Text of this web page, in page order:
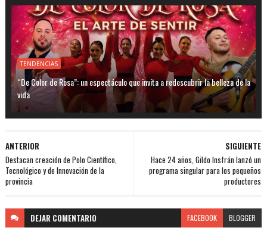
TENDENCIAS
“De Color de Rosa”: un espectáculo que invita a redescubrir la belleza de la
vida
SIGUIENTE
Hace 24 años, Gildo Insfrán lanzó un
programa singular para los pequeños
productores
ANTERIOR
Destacan creación de Polo Científico,
Tecnológico y de Innovación de la
provincia
DEJAR COMENTARIO FACEBOOK BLOGGER